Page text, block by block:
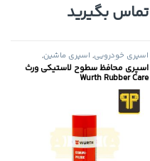
تماس بگیرید
اسپری خودرویی, اسپری ماشین,
پولیش واکس بدنه
اسپری محافظ سطوح لاستیکی ورث
Wurth Rubber Care